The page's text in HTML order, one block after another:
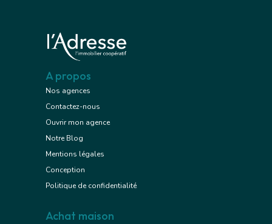
A propos
Nos agences
Contactez-nous
Ouvrir mon agence
Notre Blog
Mentions légales
Conception
Politique de confidentialité
Achat maison